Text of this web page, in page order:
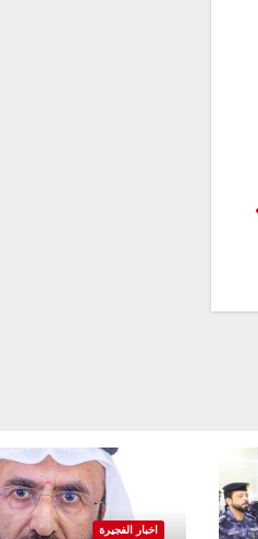
اخبار الفجيرة